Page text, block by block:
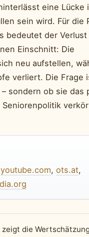
eine Lücke
sein wird. Für die
bedeutet der
Einschnitt: Die
neu aufstellen,
verliert. Die Frage
sondern ob sie das
youtube.com, ots.at,
die